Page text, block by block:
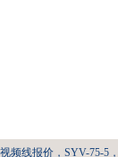
频线报价，SYV-75-5